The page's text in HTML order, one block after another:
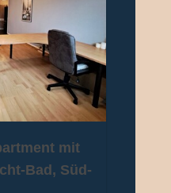
mit
Bad, Süd-